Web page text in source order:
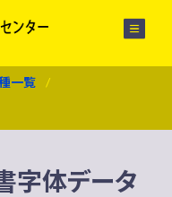
一覧
書字体データ